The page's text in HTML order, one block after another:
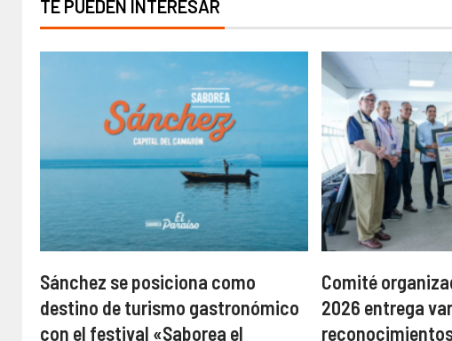
TE PUEDEN INTERESAR
Sánchez se posiciona como
destino de turismo gastronómico
con el festival «Saborea el
Comité
2026 entrega